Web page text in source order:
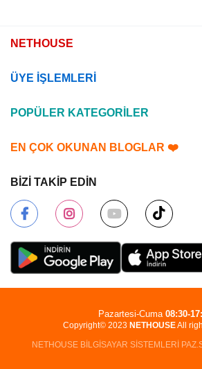
NETHOUSE
ÜYE İŞLEMLERİ
POPÜLER KATEGORİLER
EN ÇOK OKUNAN BLOGLAR ❤️
BİZİ TAKİP EDİN
Copyright© 2023 NETHOUSEAll
NETHOUSE BİLGİSAYAR SİSTEMLERİ
Pazartesi-Cuma 08:30-